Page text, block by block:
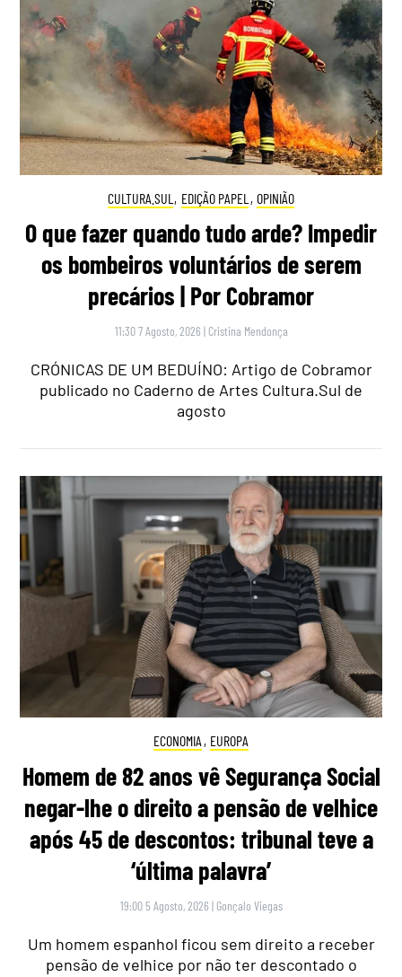
CULTURA.SUL , EDIÇÃO PAPEL , OPINIÃO
O que fazer quando tudo arde? Impedir
os bombeiros voluntários de serem
precários | Por Cobramor
11:30 7 Agosto, 2026 | Cristina Mendonça
CRÓNICAS DE UM BEDUÍNO: Artigo de Cobramor
publicado no Caderno de Artes Cultura.Sul de
agosto
ECONOMIA , EUROPA
Homem de 82 anos vê Segurança Social
negar-lhe o direito a pensão de velhice
após 45 de descontos: tribunal teve a
‘última palavra’
19:00 5 Agosto, 2026 | Gonçalo Viegas
Um homem espanhol ficou sem direito a receber
pensão de velhice por não ter descontado o